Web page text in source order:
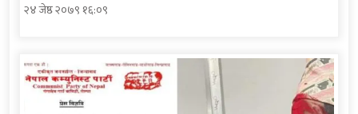
२४ जेष्ठ २०७९ १६:०९